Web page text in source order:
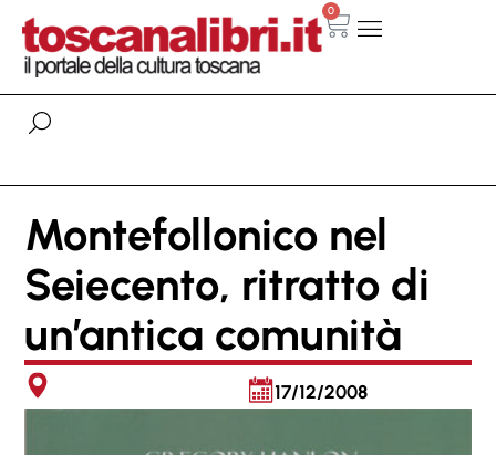
0
Montefollonico nel
Seiecento, ritratto di
un’antica comunità
17/12/2008